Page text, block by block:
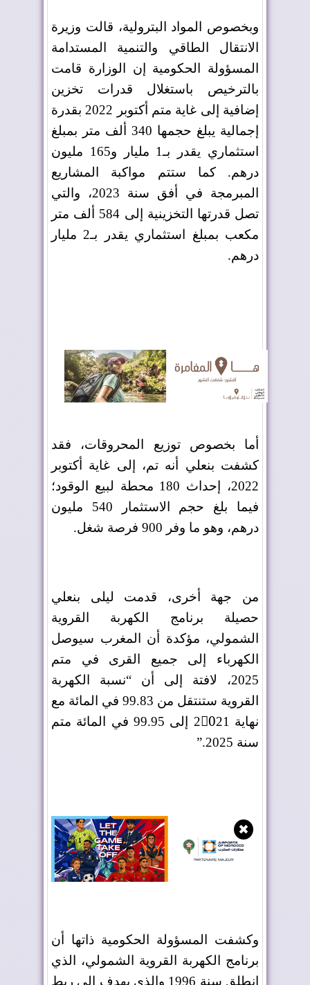
وبخصوص المواد البترولية، قالت وزيرة
الانتقال الطاقي والتنمية المستدامة
المسؤولة الحكومية إن الوزارة قامت
بالترخيص باستغلال قدرات تخزين
إضافية إلى غاية متم أكتوبر 2022 بقدرة
إجمالية يبلغ حجمها 340 ألف متر بمبلغ
استثماري يقدر بـ1 مليار و165 مليون
درهم. كما ستتم مواكبة المشاريع
المبرمجة في أفق سنة 2023، والتي
تصل قدرتها التخزينية إلى 584 ألف متر
مكعب بمبلغ استثماري يقدر بـ2 مليار
درهم.
أما بخصوص توزيع المحروقات، فقد
كشفت بنعلي أنه تم، إلى غاية أكتوبر
2022، إحداث 180 محطة لبيع الوقود؛
فيما بلغ حجم الاستثمار 540 مليون
درهم، وهو ما وفر 900 فرصة شغل
.
من جهة أخرى، قدمت ليلى بنعلي
حصيلة برنامج الكهربة القروية
الشمولي، مؤكدة أن المغرب سيوصل
الكهرباء إلى جميع القرى في متم
2025، لافتة إلى أن “نسبة الكهربة
القروية ستنتقل من 99.83 في المائة مع
نهاية 20ّ21 إلى 99.95 في المائة متم
سنة 2025
”.
✖
وكشفت المسؤولة الحكومية ذاتها أن
برنامج الكهربة القروية الشمولي، الذي
انطلق سنة 1996 والذي يهدف إلى ربط